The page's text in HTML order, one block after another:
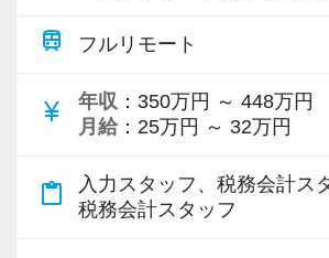
train フルリモート
currency_yen 年収 ：350万円 ～ 448万円
月給 ：25万円 ～ 32万円
content_paste
入力スタッフ、税務会計ス
税務会計スタッフ